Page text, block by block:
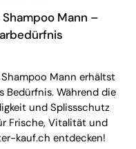
Shampoo Mann –
Mann erhältst
Bedürfnis. Während die
und Splissschutz
Frische, Vitalität und
kauf.ch entdecken!